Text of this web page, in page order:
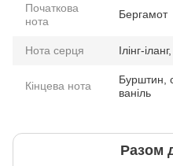
Початкова
нота
Бергамот
Нота серця Ілінг-
Кінцева нота
Бурштин,
ваніль
Разом